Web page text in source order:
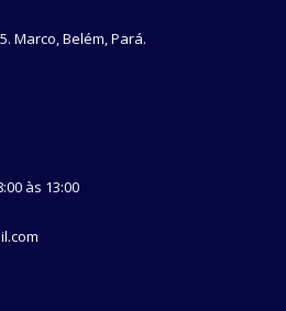
Marco, Belém, Pará.
às 13:00